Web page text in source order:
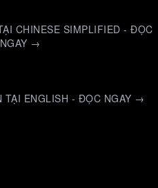
CHINESE SIMPLIFIED - ĐỌC
NGAY →
TẠI ENGLISH - ĐỌC NGAY →